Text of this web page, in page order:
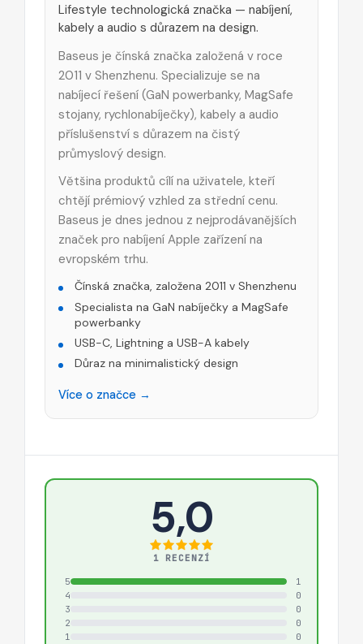
Lifestyle technologická značka — nabíjení,
kabely a audio s důrazem na design.
Baseus je čínská značka založená v roce
2011 v Shenzhenu. Specializuje se na
nabíjecí řešení (GaN powerbanky, MagSafe
stojany, rychlonabíječky), kabely a audio
příslušenství s důrazem na čistý
průmyslový design.
Většina produktů cílí na uživatele, kteří
chtějí prémiový vzhled za střední cenu.
Baseus je dnes jednou z nejprodávanějších
značek pro nabíjení Apple zařízení na
evropském trhu.
Čínská značka, založena 2011 v Shenzhenu
Specialista na GaN nabíječky a MagSafe
powerbanky
USB-C, Lightning a USB-A kabely
Důraz na minimalistický design
Více o značce →
5,0
1 RECENZÍ
5
1
4
0
3
0
2
0
1
0